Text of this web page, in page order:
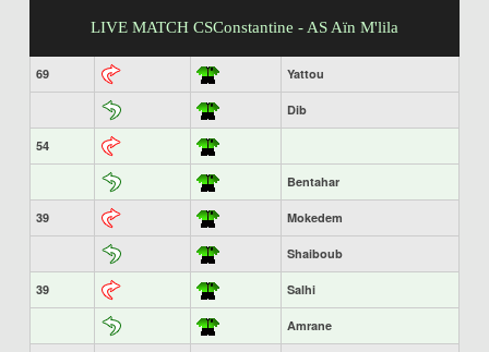
LIVE MATCH CSConstantine - AS Aïn M'lila
69 Yattou
Dib
54
Bentahar
39 Mokedem
Shaiboub
39 Salhi
Amrane